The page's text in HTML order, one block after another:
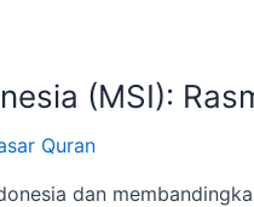
(MSI):
Quran
dan